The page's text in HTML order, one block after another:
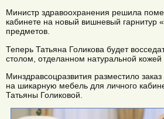
Министр здравоохранения решила
кабинете на новый вишневый гарнитур
предметов.
Теперь Татьяна Голикова будет
столом, отделанном натуральной кожей
Минздравсоцразвития разместило заказ
на шикарную мебель для личного
Татьяны Голиковой.